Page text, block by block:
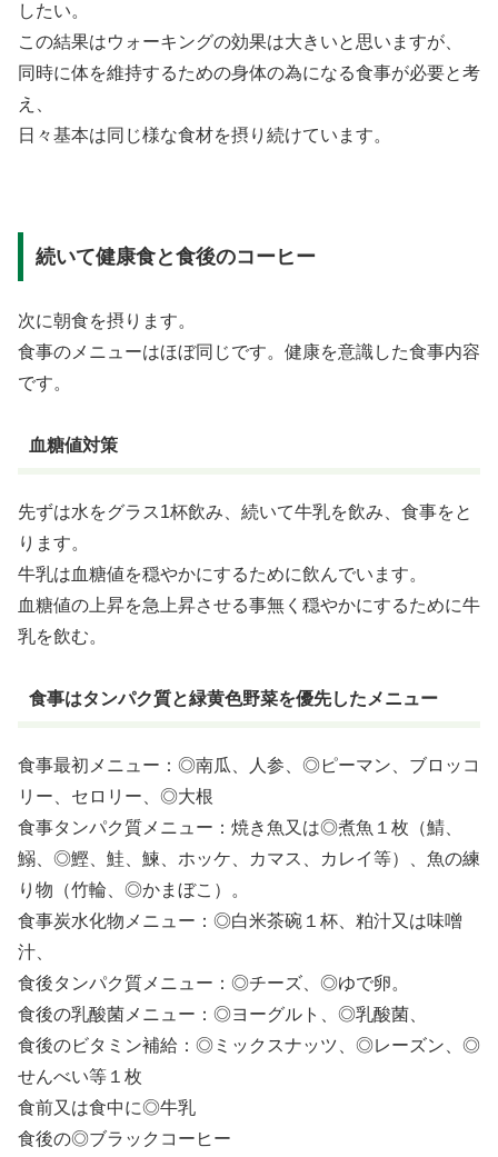
したい。
この結果はウォーキングの効果は大きいと思いますが、
同時に体を維持するための身体の為になる食事が必要と考
え、
日々基本は同じ様な食材を摂り続けています。
続いて健康食と食後のコーヒー
次に朝食を摂ります。
食事のメニューはほぼ同じです。健康を意識した食事内容
です。
血糖値対策
先ずは水をグラス1杯飲み、続いて牛乳を飲み、食事をと
ります。
牛乳は血糖値を穏やかにするために飲んでいます。
血糖値の上昇を急上昇させる事無く穏やかにするために牛
乳を飲む。
食事はタンパク質と緑黄色野菜を優先したメニュー
食事最初メニュー：◎南瓜、人参、◎ピーマン、ブロッコ
リー、セロリー、◎大根
食事タンパク質メニュー：焼き魚又は◎煮魚１枚（鯖、
鰯、◎鰹、鮭、鰊、ホッケ、カマス、カレイ等）、魚の練
り物（竹輪、◎かまぼこ）。
食事炭水化物メニュー：◎白米茶碗１杯、粕汁又は味噌
汁、
食後タンパク質メニュー：◎チーズ、◎ゆで卵。
食後の乳酸菌メニュー：◎ヨーグルト、◎乳酸菌、
食後のビタミン補給：◎ミックスナッツ、◎レーズン、◎
せんべい等１枚
食前又は食中に◎牛乳
食後の◎ブラックコーヒー